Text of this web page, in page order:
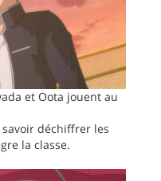
et Oota jouent au
déchiffrer les
la classe.